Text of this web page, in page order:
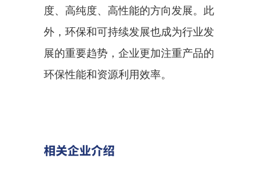
度、高纯度、高性能的方向发展。此
外，环保和可持续发展也成为行业发
展的重要趋势，企业更加注重产品的
环保性能和资源利用效率。
相关企业介绍